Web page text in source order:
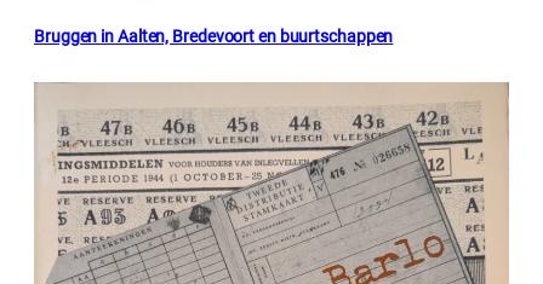
Bruggen in Aalten, Bredevoort en buurtschappen